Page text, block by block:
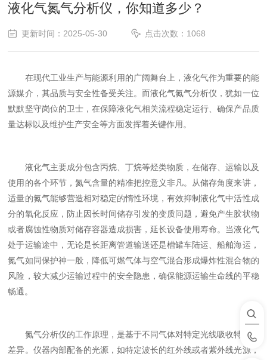
液化气氮气分析仪，你知道多少？
更新时间：2025-05-30 点击次数：1068
在现代工业生产与能源利用的广阔舞台上，液化气作为重要的能
源媒介，其品质与安全性备受关注。而液化气氮气分析仪，犹如一位
默默坚守岗位的卫士，在保障液化气相关流程稳定运行、确保产品质
量达标以及维护生产安全等方面发挥着关键作用。
液化气主要成分包含丙烷、丁烷等烃类物质，在储存、运输以及
使用的各个环节，氮气含量的精准把控意义非凡。从储存角度来讲，
适量的氮气能够营造相对稳定的惰性环境，有效抑制液化气中活性成
分的氧化反应，防止因长时间储存引发的变质问题，避免产生胶状物
或者腐蚀性物质对储存容器造成损害，延长设备使用寿命。当液化气
处于运输途中，无论是长距离管道输送还是槽罐车陆运、船舶海运，
氮气如同保护神一般，降低可燃气体与空气混合形成爆炸性混合物的
风险，较大减少运输过程中的安全隐患，确保能源运输生命线的平稳
畅通。
氮气分析仪的工作原理，是基于不同气体对特定光线吸收特性的
差异。仪器内部配备的光源，如特定波长的红外线或者紫外线光源，